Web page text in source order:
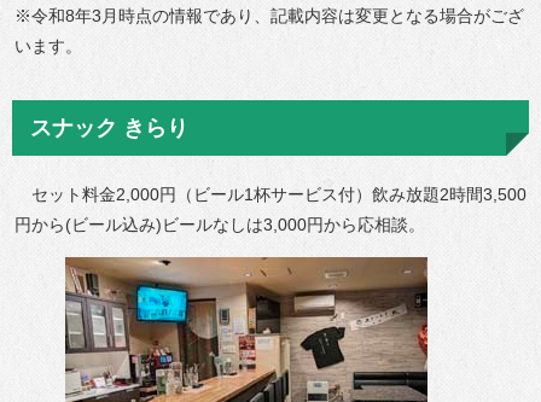
※令和8年3月時点の情報であり、記載内容は変更となる場合がござ
います。
スナック きらり
セット料金2,000円（ビール1杯サービス付）飲み放題2時間3,500
円から(ビール込み)ビールなしは3,000円から応相談。